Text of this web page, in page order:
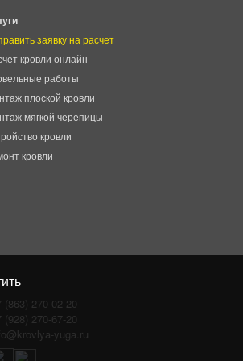
заявку на расчет
кровли онлайн
работы
плоской кровли
мягкой черепицы
кровли
кровли
(863) 270-02-20
(928) 270-67-20
yuga.ru